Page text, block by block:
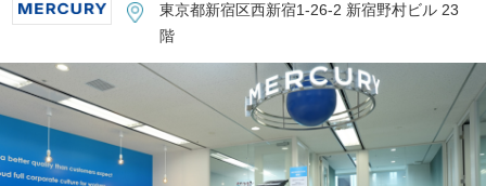
東京都新宿区西新宿1-26-2 新宿野村ビル 23
階